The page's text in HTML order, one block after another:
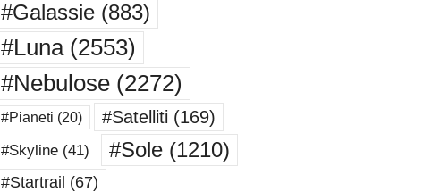
#Galassie(883)
#Luna(2553)
#Nebulose(2272)
#Pianeti (20) #Satelliti (169)
#Skyline(41) #Sole(1210)
#Startrail (67)